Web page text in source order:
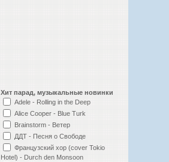
Хит парад, музыкальные новинки
Adele - Rolling in the Deep
Alice Cooper - Blue Turk
Brainstorm - Ветер
ДДТ - Песня о Свободе
Французский хор (cover Tokio
Hotel) - Durch den Monsoon